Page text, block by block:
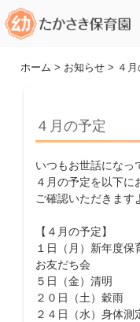
コ
ン
ホーム > お知らせ> ４
４月の予定
いつもお世話になっ
４月の予定を以下に
ご確認いただきます
【４月の予定】
１日（月）新年度保
お友だち会
５日（金）清明
２０日（土）穀雨
２４日（水）身体測